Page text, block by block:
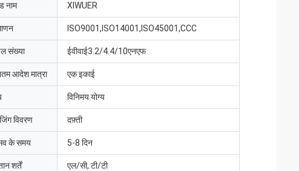
नाम XIWUER
ISO9001,ISO14001,ISO45001,CCC
संख्या ईवीवाई3.2/4.4/10एनएफ
आदेश मात्रा एक इकाई
विनिमय योग्य
विवरण दफ़्ती
के समय 5-8 दिन
शर्तें एल/सी, टी/टी